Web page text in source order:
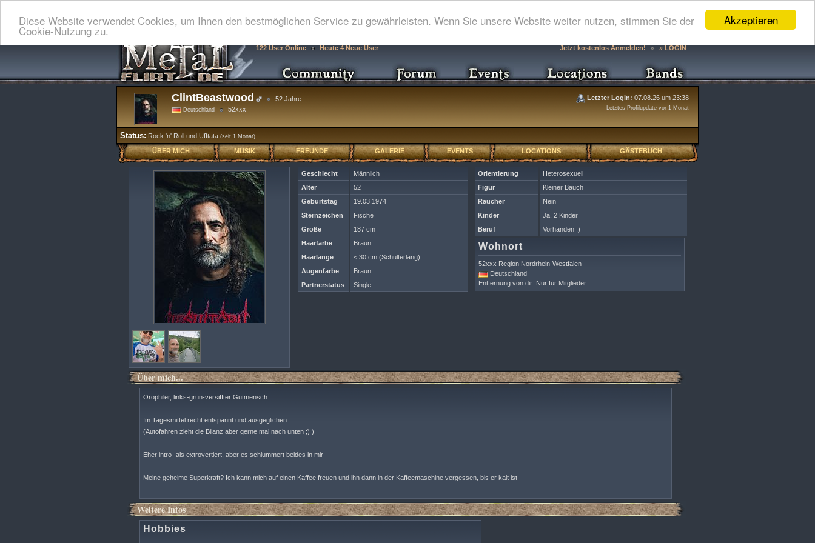
Akzeptieren
Diese Website verwendet Cookies, um Ihnen den bestmöglichen Service zu gewährleisten. Wenn Sie unsere Website weiter nutzen, stimmen Sie der
Cookie-Nutzung zu.
122 User Online Heute 4 Neue User Jetzt kostenlos Anmelden! » LOGIN
ClintBeastwood 52 Jahre
Deutschland 52xxx
Letzter Login: 07.08.26 um 23:38
Letztes Profilupdate vor 1 Monat
Status: Rock 'n' Roll und Ufftata (seit 1 Monat)
ÜBER MICH MUSIK FREUNDE GALERIE EVENTS LOCATIONS GÄSTEBUCH
Orientierung
Heterosexuell
Figur
Kleiner Bauch
Raucher
Nein
Kinder
Ja, 2 Kinder
Beruf
Vorhanden ;)
Wohnort
52xxx Region Nordrhein-Westfalen
Deutschland
Entfernung von dir: Nur für Mitglieder
Geschlecht
Männlich
Alter
52
Geburtstag
19.03.1974
Sternzeichen
Fische
Größe
187 cm
Haarfarbe
Braun
Haarlänge
< 30 cm (Schulterlang)
Augenfarbe
Braun
Partnerstatus
Single
Über mich...
Orophiler, links-grün-versiffter Gutmensch
Im Tagesmittel recht entspannt und ausgeglichen
(Autofahren zieht die Bilanz aber gerne mal nach unten ;) )
Eher intro- als extrovertiert, aber es schlummert beides in mir
Meine geheime Superkraft? Ich kann mich auf einen Kaffee freuen und ihn dann in der Kaffeemaschine vergessen, bis er kalt ist
Weitere Infos
Hobbies